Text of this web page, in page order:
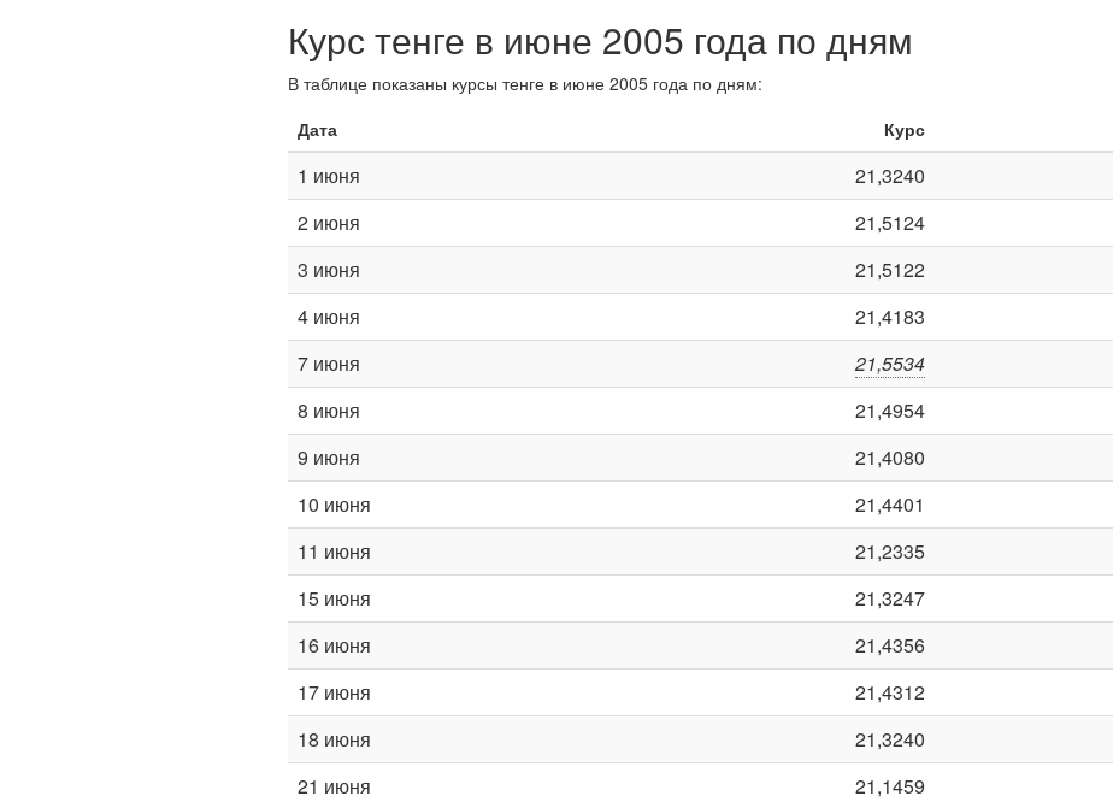
Курс тенге в июне 2005 года по дням
В таблице показаны курсы тенге в июне 2005 года по дням:
Дата
Курс
1 июня 21,3240
2 июня
21,5124
3 июня
21,5122
4 июня
21,4183
7 июня
21,5534
8 июня
21,4954
9 июня
21,4080
10 июня
21,4401
11 июня
21,2335
15 июня
21,3247
16 июня
21,4356
17 июня
21,4312
18 июня
21,3240
21 июня
21,1459